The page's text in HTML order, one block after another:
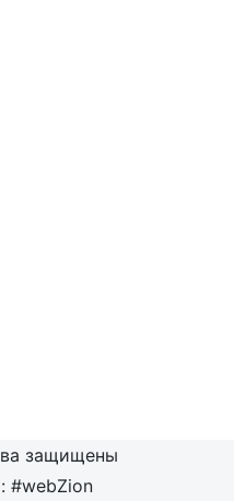
защищены
#webZion